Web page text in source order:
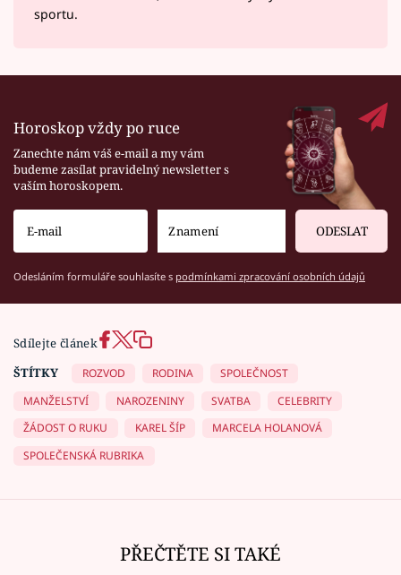
sportu.
Horoskop vždy po ruce
Zanechte nám váš e-mail a my vám
budeme zasílat pravidelný newsletter s
vaším horoskopem.
ODESLAT
Odesláním formuláře souhlasíte s podmínkami zpracování osobních údajů
Sdílejte článek
ŠTÍTKY
ROZVOD RODINA
SPOLEČNOST
MANŽELSTVÍ
NAROZENINY SVATBA
CELEBRITY
ŽÁDOST O RUKU
KAREL ŠÍP
MARCELA HOLANOVÁ
SPOLEČENSKÁ RUBRIKA
PŘEČTĚTE SI TAKÉ